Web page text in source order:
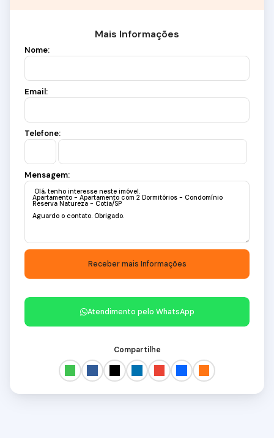
Mais Informações
Nome:
Email:
Telefone:
Mensagem:
Atendimento pelo WhatsApp
Compartilhe